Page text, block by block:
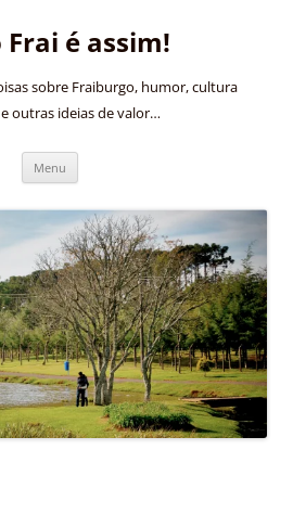
Frai é assim!
sobre Fraiburgo, humor, cultura
outras ideias de valor…
Menu